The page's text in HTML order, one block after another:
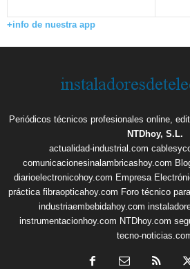
+info de nuestra app
Periódicos técnicos profesionales online,
NTDhoy, S.L.
actualidad-industrial.com
comunicacionesinalambricashoy.com
diarioelectronicohoy.com Empresa
práctica fibraopticahoy.com Foro técnico
industriaembebidahoy.com
instrumentacionhoy.com NTDhoy.com
tecno-